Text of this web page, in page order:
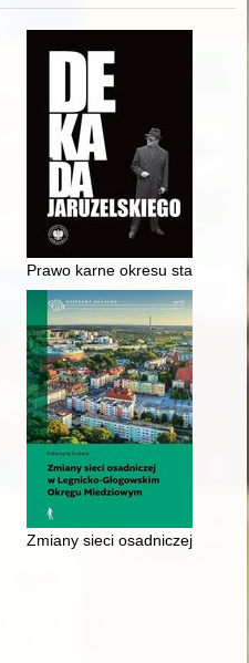
rodzinie chłopskiej w świetle
Prawo karne okresu stanu
Zmiany sieci osadniczej w